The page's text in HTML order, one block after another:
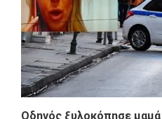
Οδηγός ξυλοκόπησε